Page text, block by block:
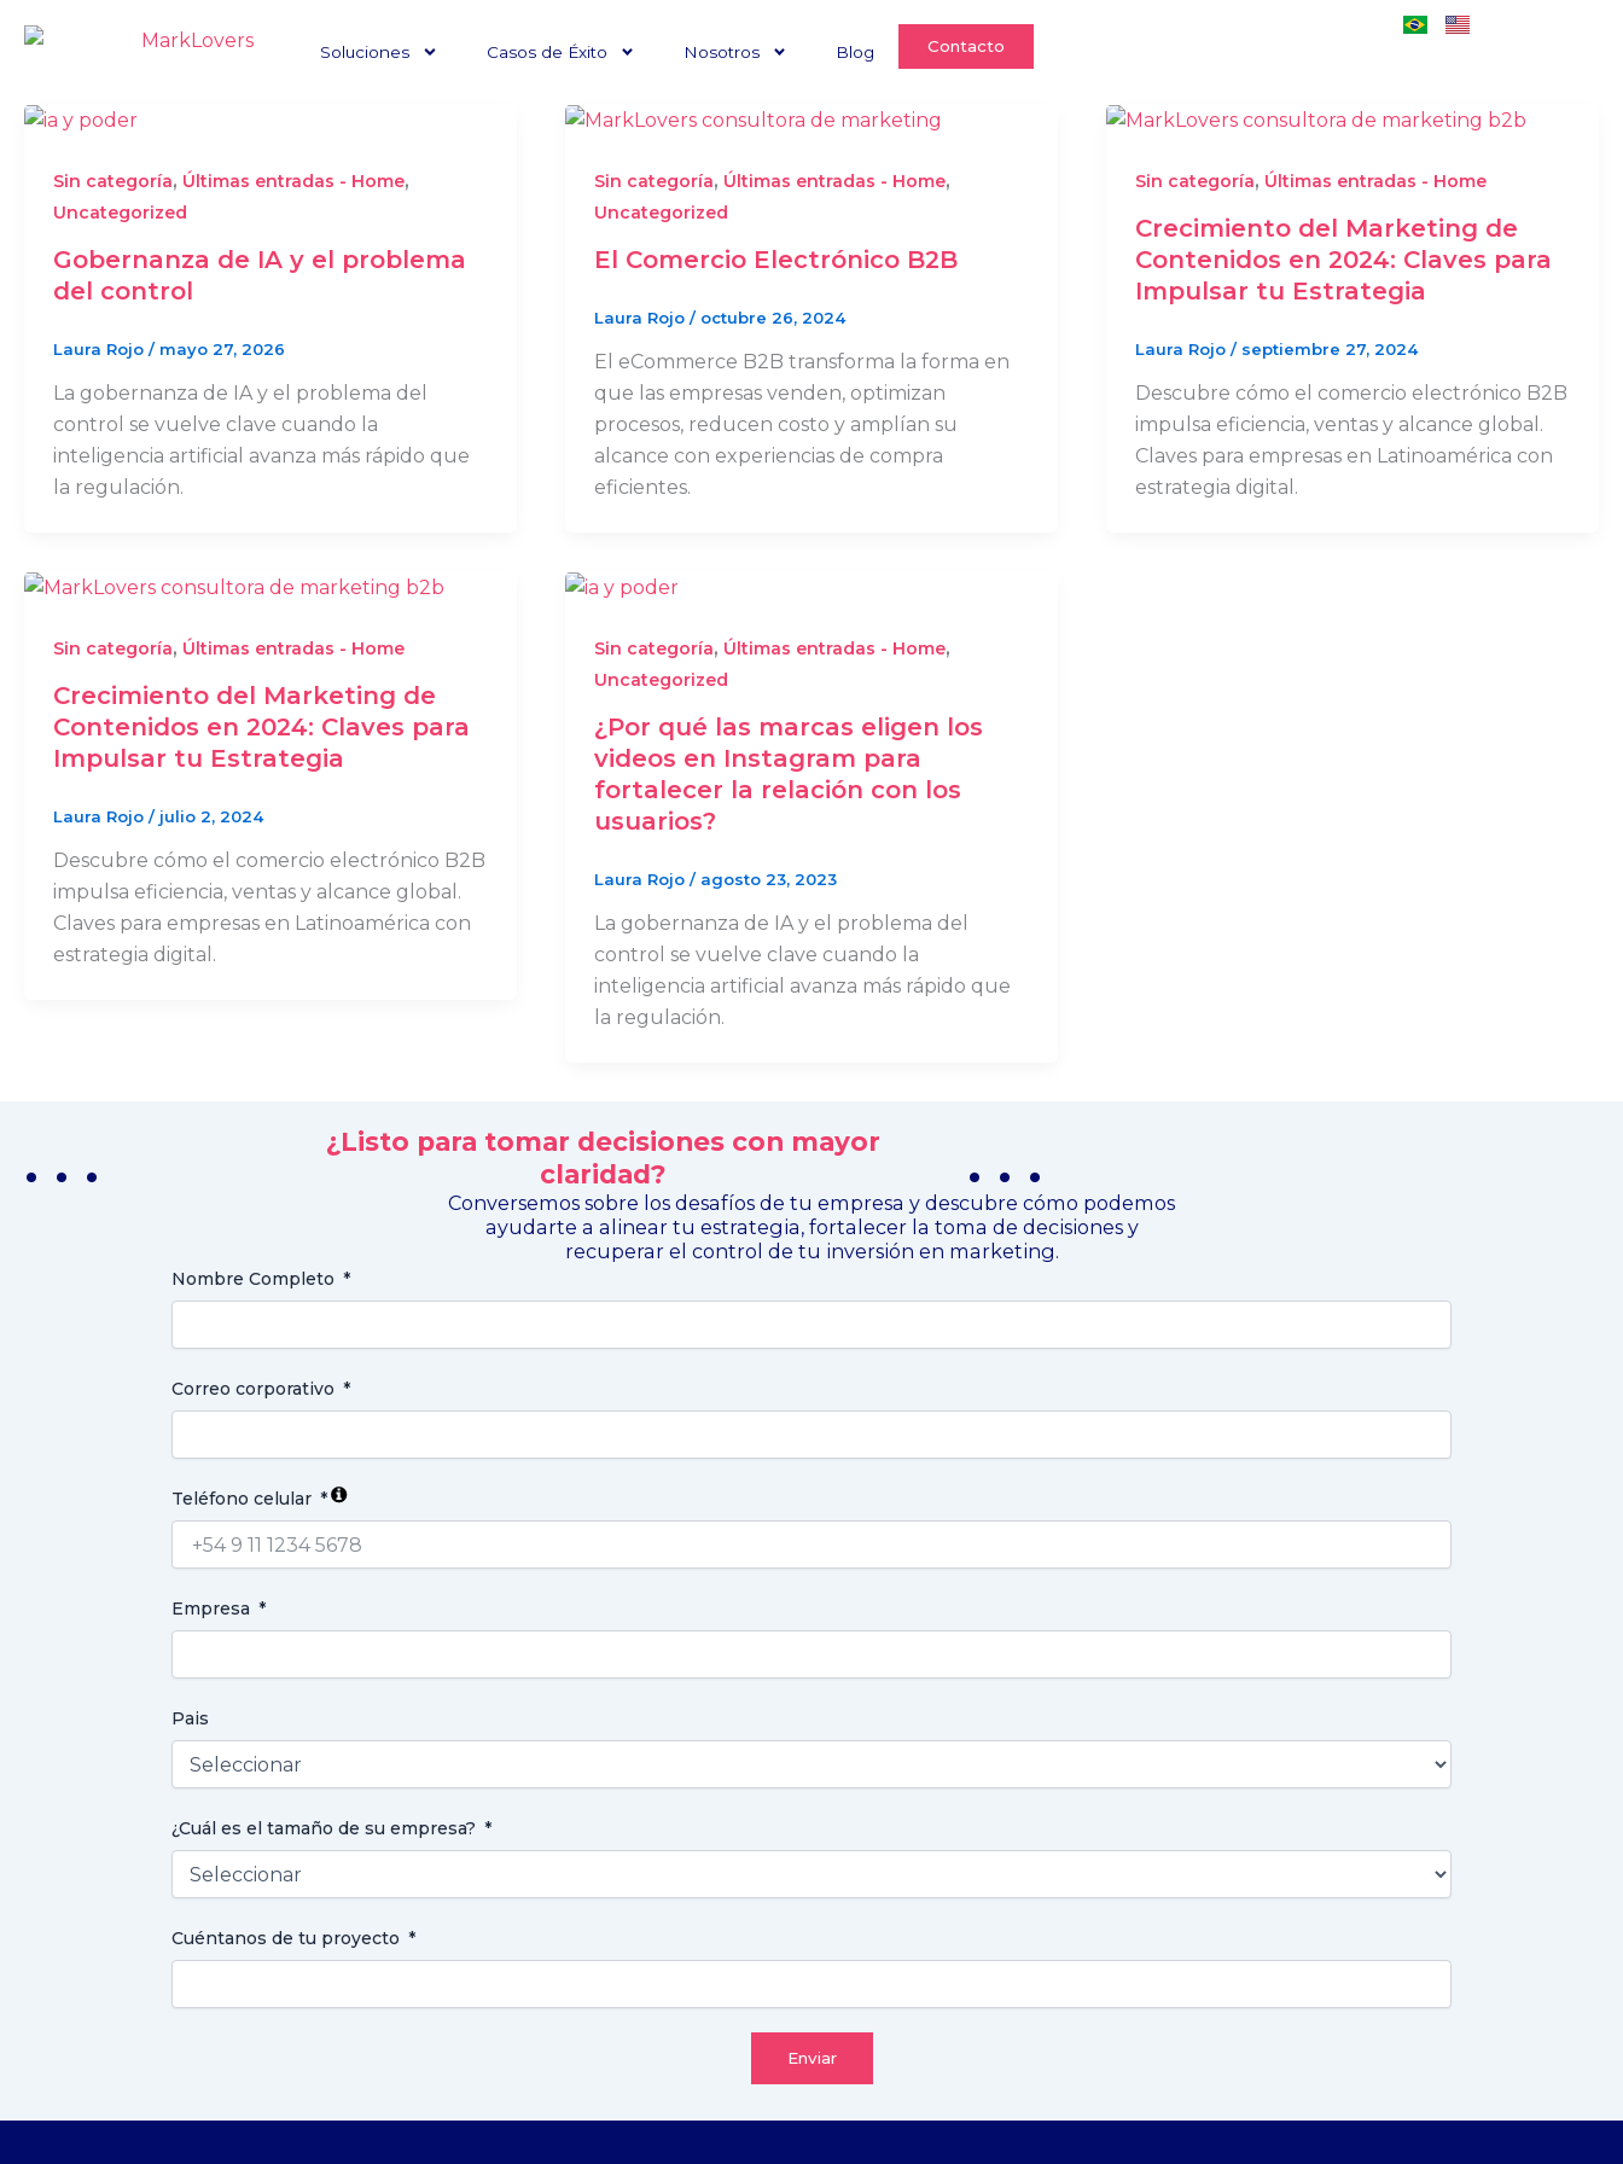
Soluciones Casos de Éxito Nosotros Blog Contacto
Sin categoría, Últimas entradas - Home,
Uncategorized
Gobernanza de IA y el problema
del control
Laura Rojo / mayo 27, 2026
La gobernanza de IA y el problema del
control se vuelve clave cuando la
inteligencia artificial avanza más rápido que
la regulación.
Sin categoría, Últimas entradas - Home,
Uncategorized
El Comercio Electrónico B2B
Laura Rojo / octubre 26, 2024
El eCommerce B2B transforma la forma en
que las empresas venden, optimizan
procesos, reducen costo y amplían su
alcance con experiencias de compra
eficientes.
Sin categoría, Últimas entradas - Home
Crecimiento del Marketing de
Contenidos en 2024: Claves para
Impulsar tu Estrategia
Laura Rojo / septiembre 27, 2024
Descubre cómo el comercio electrónico B2B
impulsa eficiencia, ventas y alcance global.
Claves para empresas en Latinoamérica con
estrategia digital.
Sin categoría, Últimas entradas - Home
Crecimiento del Marketing de
Contenidos en 2024: Claves para
Impulsar tu Estrategia
Laura Rojo / julio 2, 2024
Descubre cómo el comercio electrónico B2B
impulsa eficiencia, ventas y alcance global.
Claves para empresas en Latinoamérica con
estrategia digital.
Sin categoría, Últimas entradas - Home,
Uncategorized
¿Por qué las marcas eligen los
videos en Instagram para
fortalecer la relación con los
usuarios?
Laura Rojo / agosto 23, 2023
La gobernanza de IA y el problema del
control se vuelve clave cuando la
inteligencia artificial avanza más rápido que
la regulación.
. . .
¿Listo para tomar decisiones con mayor
claridad?
. . .
Conversemos sobre los desafíos de tu empresa y descubre cómo podemos
ayudarte a alinear tu estrategia, fortalecer la toma de decisiones y
recuperar el control de tu inversión en marketing.
Nombre Completo
Correo corporativo
Teléfono celular
Empresa
Pais
¿Cuál es el tamaño de su empresa?
Cuéntanos de tu proyecto
Enviar